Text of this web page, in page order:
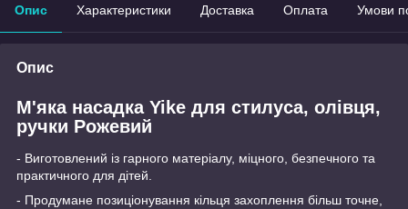
Опис Характеристики Доставка Оплата Умови
Опис
М'яка насадка Yike для стилуса, олівця,
ручки Рожевий
- Виготовлений із гарного матеріалу, міцного, безпечного та
практичного для дітей.
- Продумане позиціонування кільця захоплення більш точне,